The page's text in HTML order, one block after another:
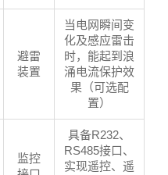
避雷
装置
当电网瞬间变
化及感应雷击
时，能起到浪
涌电流保护效
果（可选配
置）
监控
具备R232、
RS485接口、
实现遥控、遥